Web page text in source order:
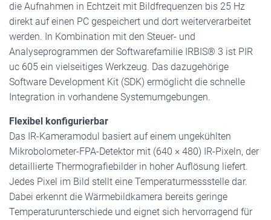
die Aufnahmen in Echtzeit mit Bildfrequenzen bis 25 Hz
direkt auf einen PC gespeichert und dort weiterverarbeitet
werden. In Kombination mit den Steuer- und
Analyseprogrammen der Softwarefamilie IRBIS® 3 ist PIR
uc 605 ein vielseitiges Werkzeug. Das dazugehörige
Software Development Kit (SDK) ermöglicht die schnelle
Integration in vorhandene Systemumgebungen.
Flexibel konfigurierbar
Das IR-Kameramodul basiert auf einem ungekühlten
Mikrobolometer-FPA-Detektor mit (640 × 480) IR-Pixeln, der
detaillierte Thermografiebilder in hoher Auflösung liefert.
Jedes Pixel im Bild stellt eine Temperaturmessstelle dar.
Dabei erkennt die Wärmebildkamera bereits geringe
Temperaturunterschiede und eignet sich hervorragend für